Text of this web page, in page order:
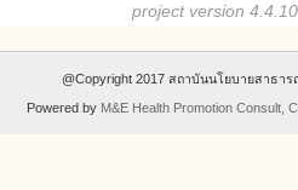
project version
@Copyright 2017 สถาบันนโยบายสาธ
Powered by M&E Health Promotion Consult,